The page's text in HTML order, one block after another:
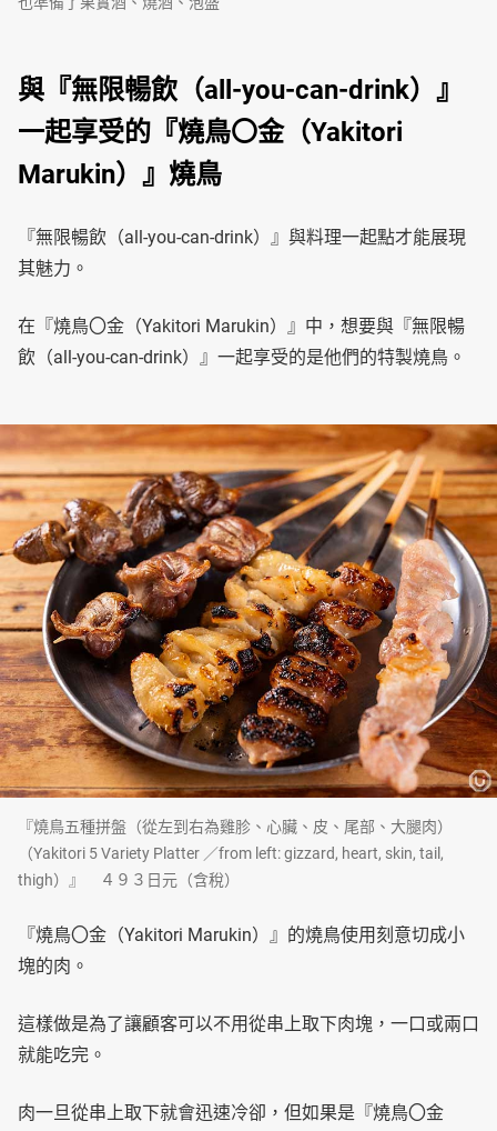
與『無限暢飲（all-you-can-drink）』
一起享受的『燒鳥〇金（Yakitori
Marukin）』燒鳥
『無限暢飲（all-you-can-drink）』與料理一起點才能展現
其魅力。
在『燒鳥〇金（Yakitori Marukin）』中，想要與『無限暢
飲（all-you-can-drink）』一起享受的是他們的特製燒鳥。
『燒鳥五種拼盤（從左到右為雞胗、心臟、皮、尾部、大腿肉）
（Yakitori 5 Variety Platter ／from left: gizzard, heart, skin, tail,
thigh）』 ４９３日元（含稅）
『燒鳥〇金（Yakitori Marukin）』的燒鳥使用刻意切成小
塊的肉。
這樣做是為了讓顧客可以不用從串上取下肉塊，一口或兩口
就能吃完。
肉一旦從串上取下就會迅速冷卻，但如果是『燒鳥〇金